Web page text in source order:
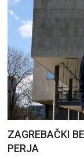
ZAGREBAČKI
PERJA